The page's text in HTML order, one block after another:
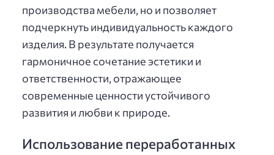
производства мебели, но и позволяет
подчеркнуть индивидуальность каждого
изделия. В результате получается
гармоничное сочетание эстетики и
ответственности, отражающее
современные ценности устойчивого
развития и любви к природе.
Использование переработанных